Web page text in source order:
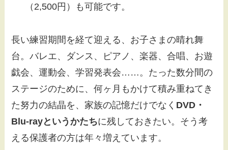
（2,500円）も可能です。
長い練習期間を経て迎える、お子さまの晴れ舞
台。バレエ、ダンス、ピアノ、楽器、合唱、お遊
戯会、運動会、学習発表会……。たった数分間の
ステージのために、何ヶ月もかけて積み重ねてき
た努力の結晶を、家族の記憶だけでなく DVD・
Blu-rayというかたちに残しておきたい。そう考
える保護者の方は年々増えています。